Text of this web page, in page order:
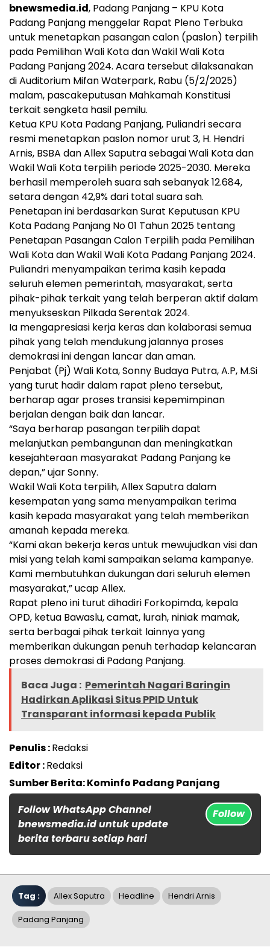
bnewsmedia.id, Padang Panjang – KPU Kota
Padang Panjang menggelar Rapat Pleno Terbuka
untuk menetapkan pasangan calon (paslon) terpilih
pada Pemilihan Wali Kota dan Wakil Wali Kota
Padang Panjang 2024. Acara tersebut dilaksanakan
di Auditorium Mifan Waterpark, Rabu (5/2/2025)
malam, pascakeputusan Mahkamah Konstitusi
terkait sengketa hasil pemilu.
Ketua KPU Kota Padang Panjang, Puliandri secara
resmi menetapkan paslon nomor urut 3, H. Hendri
Arnis, BSBA dan Allex Saputra sebagai Wali Kota dan
Wakil Wali Kota terpilih periode 2025-2030. Mereka
berhasil memperoleh suara sah sebanyak 12.684,
setara dengan 42,9% dari total suara sah.
Penetapan ini berdasarkan Surat Keputusan KPU
Kota Padang Panjang No 01 Tahun 2025 tentang
Penetapan Pasangan Calon Terpilih pada Pemilihan
Wali Kota dan Wakil Wali Kota Padang Panjang 2024.
Puliandri menyampaikan terima kasih kepada
seluruh elemen pemerintah, masyarakat, serta
pihak-pihak terkait yang telah berperan aktif dalam
menyukseskan Pilkada Serentak 2024.
Ia mengapresiasi kerja keras dan kolaborasi semua
pihak yang telah mendukung jalannya proses
demokrasi ini dengan lancar dan aman.
Penjabat (Pj) Wali Kota, Sonny Budaya Putra, A.P, M.Si
yang turut hadir dalam rapat pleno tersebut,
berharap agar proses transisi kepemimpinan
berjalan dengan baik dan lancar.
“Saya berharap pasangan terpilih dapat
melanjutkan pembangunan dan meningkatkan
kesejahteraan masyarakat Padang Panjang ke
depan,” ujar Sonny.
Wakil Wali Kota terpilih, Allex Saputra dalam
kesempatan yang sama menyampaikan terima
kasih kepada masyarakat yang telah memberikan
amanah kepada mereka.
“Kami akan bekerja keras untuk mewujudkan visi dan
misi yang telah kami sampaikan selama kampanye.
Kami membutuhkan dukungan dari seluruh elemen
masyarakat,” ucap Allex.
Rapat pleno ini turut dihadiri Forkopimda, kepala
OPD, ketua Bawaslu, camat, lurah, niniak mamak,
serta berbagai pihak terkait lainnya yang
memberikan dukungan penuh terhadap kelancaran
proses demokrasi di Padang Panjang.
Baca Juga : Pemerintah Nagari Baringin
Hadirkan Aplikasi Situs PPID Untuk
Transparant informasi kepada Publik
Penulis :Redaksi
Editor :Redaksi
Sumber Berita: Kominfo Padang Panjang
Follow WhatsApp Channel
bnewsmedia.id untuk update
berita terbaru setiap hari
Follow
Tag : Allex Saputra Headline Hendri Arnis
Padang Panjang